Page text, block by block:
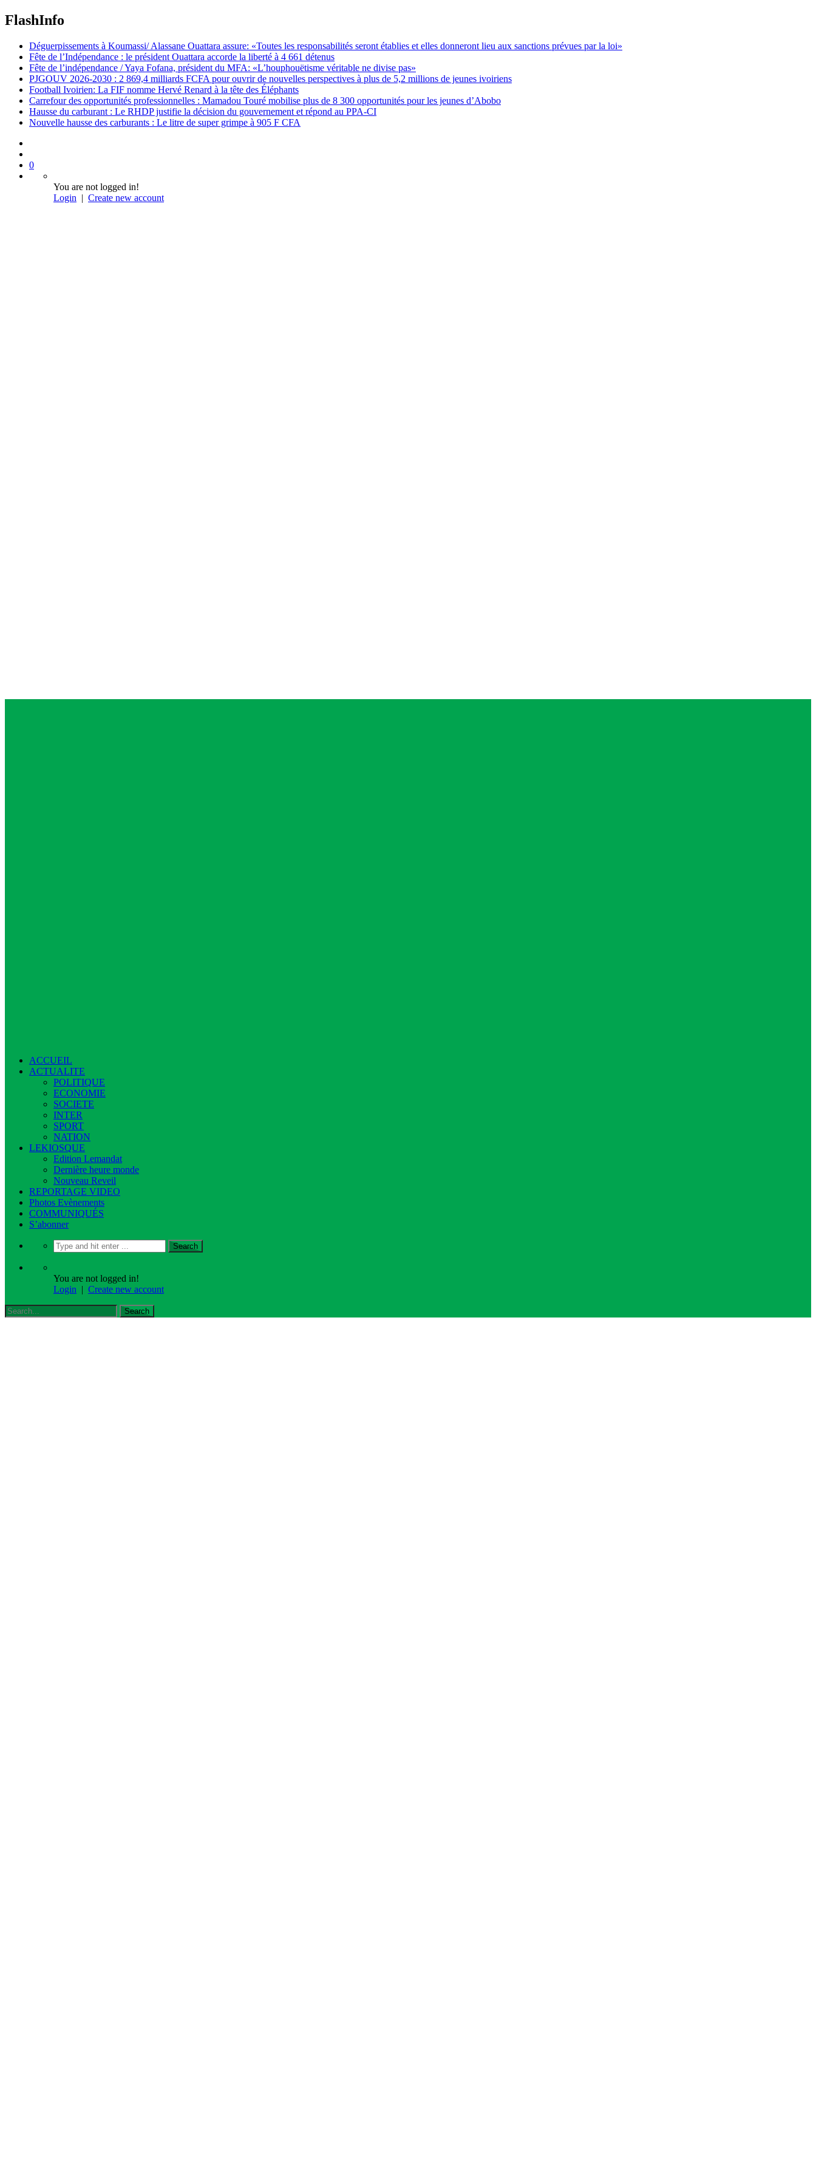
FlashInfo
Déguerpissements à Koumassi/ Alassane Ouattara assure: «Toutes les responsabilités seront établies et elles donneront lieu aux sanctions prévues par la loi»
Fête de l’Indépendance : le président Ouattara accorde la liberté à 4 661 détenus
Fête de l’indépendance / Yaya Fofana, président du MFA: «L’houphouëtisme véritable ne divise pas»
PJGOUV 2026-2030 : 2 869,4 milliards FCFA pour ouvrir de nouvelles perspectives à plus de 5,2 millions de jeunes ivoiriens
Football Ivoirien: La FIF nomme Hervé Renard à la tête des Éléphants
Carrefour des opportunités professionnelles : Mamadou Touré mobilise plus de 8 300 opportunités pour les jeunes d’Abobo
Hausse du carburant : Le RHDP justifie la décision du gouvernement et répond au PPA-CI
Nouvelle hausse des carburants : Le litre de super grimpe à 905 F CFA
0
You are not logged in!
Login | Create new account
ACCUEIL
ACTUALITE
POLITIQUE
ECONOMIE
SOCIETE
INTER
SPORT
NATION
LEKIOSQUE
Edition Lemandat
Dernière heure monde
Nouveau Reveil
REPORTAGE VIDEO
Photos Evènements
COMMUNIQUÉS
S’abonner
You are not logged in!
Login | Create new account